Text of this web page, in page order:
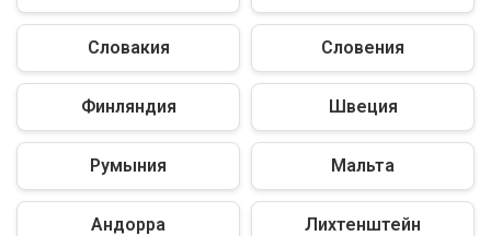
Словакия Словения
Финляндия Швеция
Румыния Мальта
Андорра Лихтенштейн